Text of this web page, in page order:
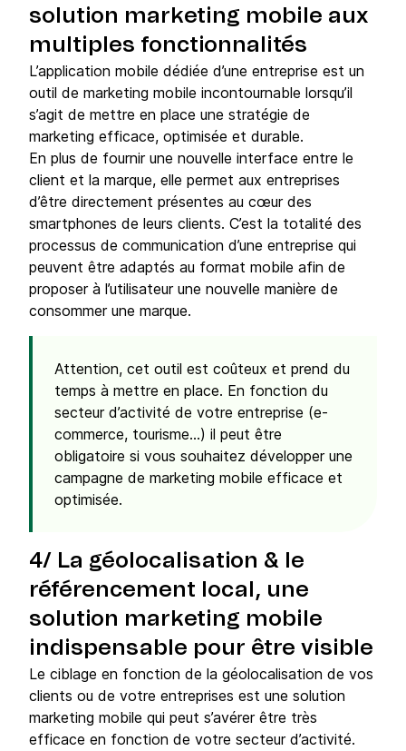
solution marketing mobile aux
multiples fonctionnalités
L’application mobile dédiée d’une entreprise est un
outil de marketing mobile incontournable lorsqu’il
s’agit de mettre en place une stratégie de
marketing efficace, optimisée et durable.
En plus de fournir une nouvelle interface entre le
client et la marque, elle permet aux entreprises
d’être directement présentes au cœur des
smartphones de leurs clients. C’est la totalité des
processus de communication d’une entreprise qui
peuvent être adaptés au format mobile afin de
proposer à l’utilisateur une nouvelle manière de
consommer une marque.
Attention, cet outil est coûteux et prend du
temps à mettre en place. En fonction du
secteur d’activité de votre entreprise (e-
commerce, tourisme…) il peut être
obligatoire si vous souhaitez développer une
campagne de marketing mobile efficace et
optimisée.
4/ La géolocalisation & le
référencement local, une
solution marketing mobile
indispensable pour être visible
Le ciblage en fonction de la géolocalisation de vos
clients ou de votre entreprises est une solution
marketing mobile qui peut s’avérer être très
efficace en fonction de votre secteur d’activité.